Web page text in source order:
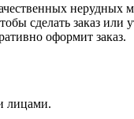
нерудных
сделать заказ
оформит заказ.
лицами.